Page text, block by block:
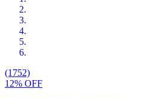
(1752)
12% OFF